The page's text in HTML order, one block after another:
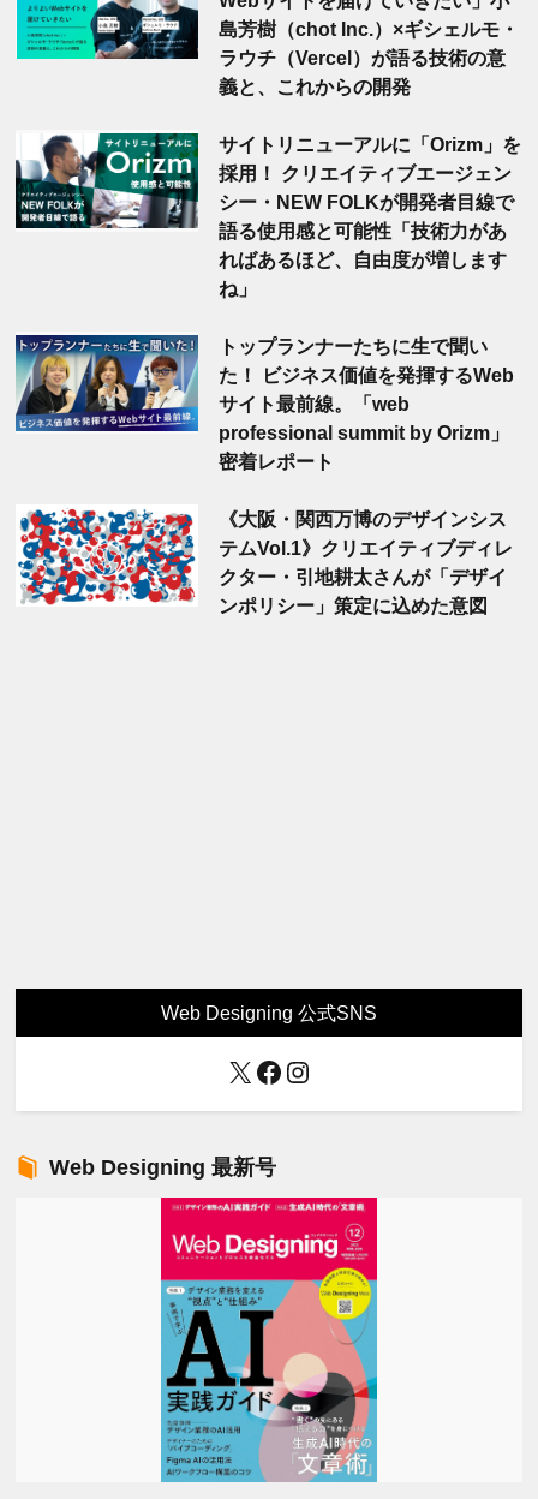
島芳樹（chot Inc.）×ギシェルモ・
ラウチ（Vercel）が語る技術の意
義と、これからの開発
サイトリニューアルに「Orizm」を
採用！ クリエイティブエージェン
シー・NEW FOLKが開発者目線で
語る使用感と可能性「技術力があ
ればあるほど、自由度が増します
ね」
トップランナーたちに生で聞い
た！ ビジネス価値を発揮するWeb
サイト最前線。「web
professional summit by Orizm」
密着レポート
《大阪・関西万博のデザインシス
テムVol.1》クリエイティブディレ
クター・引地耕太さんが「デザイ
ンポリシー」策定に込めた意図
Web Designing 公式SNS
X Facebook
Instagram
Web Designing 最新号